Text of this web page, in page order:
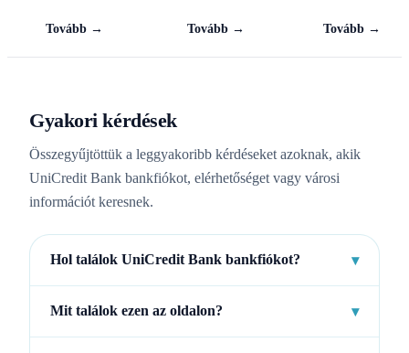
Tovább → Tovább → Tovább →
Gyakori kérdések
Összegyűjtöttük a leggyakoribb kérdéseket azoknak, akik
UniCredit Bank bankfiókot, elérhetőséget vagy városi
információt keresnek.
Hol találok UniCredit Bank bankfiókot? ▾
Mit találok ezen az oldalon? ▾